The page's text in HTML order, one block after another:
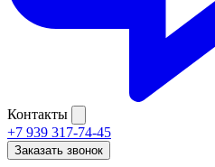
Контакты
+7 939 317-74-45
Заказать звонок